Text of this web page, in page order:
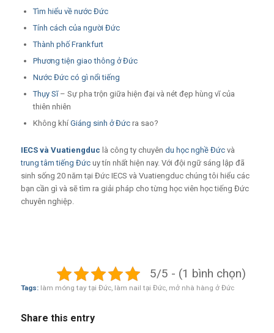
Tìm hiểu về nước Đức
Tính cách của người Đức
Thành phố Frankfurt
Phương tiện giao thông ở Đức
Nước Đức có gì nổi tiếng
Thụy Sĩ– Sự pha trộn giữa hiện đại và nét đẹp hùng vĩ của
thiên nhiên
Không khí Giáng sinh ở Đứcra sao?
IECSvà Vuatiengduc là công ty chuyên du học nghề Đứcvà
trung tâm tiếng Đứcuy tín nhất hiện nay. Với đội ngữ sáng lập đã
sinh sống 20 năm tại Đức IECS và Vuatiengduc chúng tôi hiểu các
bạn cần gì và sẽ tìm ra giải pháp cho từng học viên học tiếng Đức
chuyên nghiệp.
5/5 - (1 bình chọn)
Tags: làm móng tay tại Đức, làm nail tại Đức, mở nhà hàng ở Đức
Share this entry